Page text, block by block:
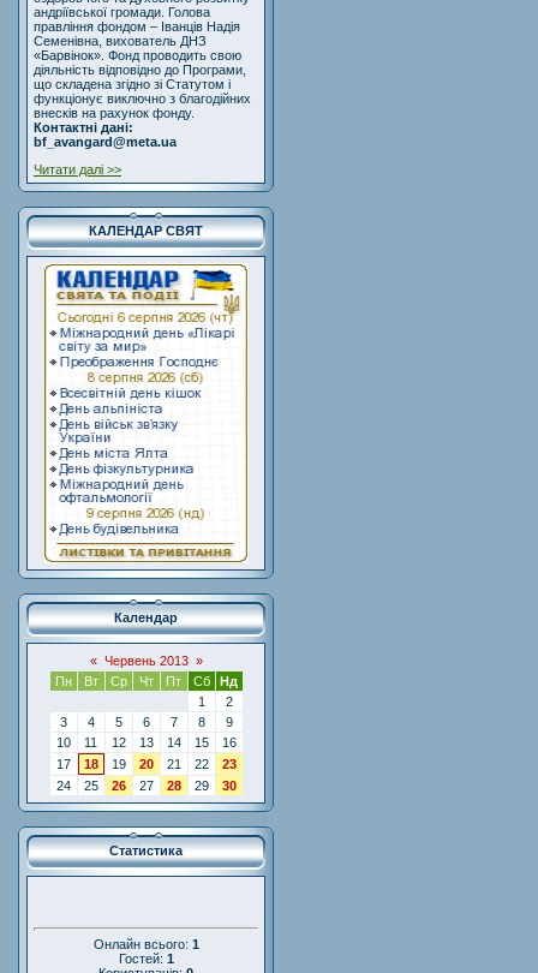
андріївської громади. Голова
правління фондом – Іванців Надія
Семенівна, вихователь ДНЗ
«Барвінок». Фонд проводить свою
діяльність відповідно до Програми,
що складена згідно зі Статутом і
функціонує виключно з благодійних
внесків на рахунок фонду.
Контактні дані:
bf_avangard@meta.ua
Читати далі >>
КАЛЕНДАР СВЯТ
Календар
« Червень 2013 »
Пн
Вт Ср Чт Пт Сб
Нд
1
2
3
4 5 6 7 8
9
10
11 12 13 14 15
16
17
18 19 20 21 22
23
24
25 26 27 28 29 30
Статистика
Онлайн всього: 1
Гостей: 1